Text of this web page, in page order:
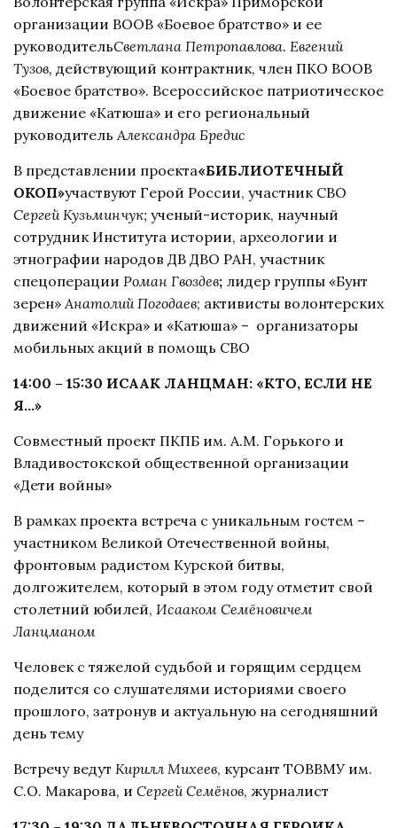
организации ВООВ «Боевое братство» и ее
руководительСветлана Петропавлова. Евгений
Тузов, действующий контрактник, член ПКО ВООВ
«Боевое братство». Всероссийское патриотическое
движение «Катюша» и его региональный
руководитель Александра Бредис
В представлении проекта«БИБЛИОТЕЧНЫЙ
ОКОП»участвуют Герой России, участник СВО
Сергей Кузьминчук; ученый-историк, научный
сотрудник Института истории, археологии и
этнографии народов ДВ ДВО РАН, участник
спецоперации Роман Гвоздев; лидер группы «Бунт
зерен» Анатолий Погодаев; активисты волонтерских
движений «Искра» и «Катюша» – организаторы
мобильных акций в помощь СВО
14:00 – 15:30 ИСААК ЛАНЦМАН: «КТО, ЕСЛИ НЕ
Я…»
Совместный проект ПКПБ им. А.М. Горького и
Владивостокской общественной организации
«Дети войны»
В рамках проекта встреча с уникальным гостем –
участником Великой Отечественной войны,
фронтовым радистом Курской битвы,
долгожителем, который в этом году отметит свой
столетний юбилей, Исааком Семёновичем
Ланцманом
Человек с тяжелой судьбой и горящим сердцем
поделится со слушателями историями своего
прошлого, затронув и актуальную на сегодняшний
день тему
Встречу ведут Кирилл Михеев, курсант ТОВВМУ им.
С.О. Макарова, и Сергей Семёнов, журналист